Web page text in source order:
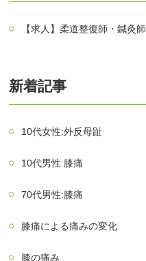
【求人】柔道整復師・鍼灸師
新着記事
10代女性:外反母趾
10代男性:膝痛
70代男性:膝痛
膝痛による痛みの変化
膝の痛み